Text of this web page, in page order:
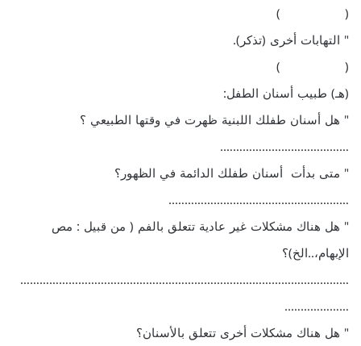
( )
" التهابات أخرى (تذكر).
( )
(هـ) طبيب أسنان الطفل:
" هل أسنان طفلك اللبنية ظهرت في وقتها الطبيعي ؟
………………………………….
" متى بدأت أسنان طفلك الدائمة في الظهور؟
………………………………………………..
" هل هناك مشكلات غير عادية تتعلق بالفم ( من قبيل : مص
الإبهام،..الخ)؟
…………………………………………………………………………………………
………………..
" هل هناك مشكلات أخرى تتعلق بالأسنان؟